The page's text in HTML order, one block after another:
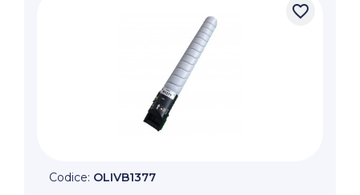
favorite_border
Codice: OLIVB1377